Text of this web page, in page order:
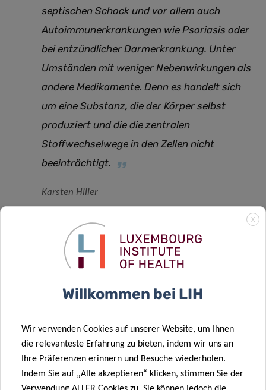
septischen Schock und vor allem auch
Autoimmunerkrankungen wie Psoriasis oder
bei entzündlicher Darmerkrankung. Unter
Umständen mit weniger Nebenwirkungen als
andere Medikamente. Denn es handelt sich
um eine Substanz, die der Körper selbst
produziert und die die zentralen
Stoffwechselwege in den Zellen nicht
beeinträchtigt.
Karsten Hiller
Über das BRICS:
„Understanding Health“
Am Braunschweiger Zentrum für Systembiologie, dem
bedeutet. Dafür untersuchen wir die molekularen
Zusammenhänge, die biologische Systeme im
Gleichgewicht halten. Am BRICS betrachten
Wissenschaftlerinnen und Wissenschaftler mit
modernsten Methoden biologische Zellen und erfassen
X
Willkommen bei LIH
Wir verwenden Cookies auf unserer Website, um Ihnen
die relevanteste Erfahrung zu bieten, indem wir uns an
Ihre Präferenzen erinnern und Besuche wiederholen.
Indem Sie auf „Alle akzeptieren“ klicken, stimmen Sie der